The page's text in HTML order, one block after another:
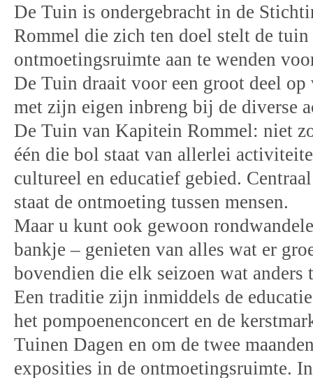
De Tuin is ondergebracht in de
Rommel die zich ten doel stelt de tuin
ontmoetingsruimte aan te wenden
De Tuin draait voor een groot deel
met zijn eigen inbreng bij de diverse
De Tuin van Kapitein Rommel: niet
één die bol staat van allerlei
cultureel en educatief gebied.
staat de ontmoeting tussen mensen.
Maar u kunt ook gewoon
bankje – genieten van alles wat er
bovendien die elk seizoen wat anders
Een traditie zijn inmiddels de
het pompoenenconcert en de
Tuinen Dagen en om de twee
exposities in de ontmoetingsruimte.